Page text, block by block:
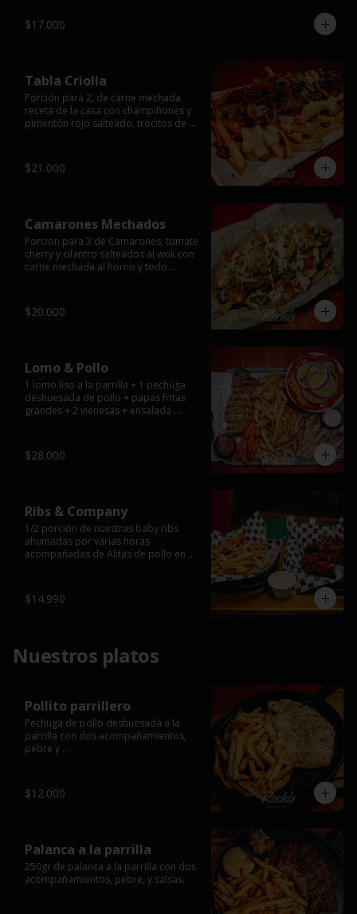
$17.000
Tabla Criolla
Porción para 2, de carne mechada
receta de la casa con champiñones y
pimentón rojo salteado, trocitos de
papas fritas.
$21.000
Camarones Mechados
Porcion para 3 de Camarones, tomate
cherry y cilantro salteados al wok con
carne mechada al horno y todo
casera.
$20.000
Lomo & Pollo
1 lomo liso a la parrilla + 1 pechuga
deshuesada de pollo + papas fritas
grandes + 2 vienesas + ensalada
$28.000
Ribs & Company
1/2 porción de nuestras baby ribs
ahumadas por varias horas
acompañadas de Alitas de pollo en
$14.990
Nuestros platos
Pollito parrillero
Pechuga de pollo deshuesada a la
parrilla con dos acompañamientos,
pebre y
$12.000
Palanca a la parrilla
250gr de palanca a la parrilla con dos
acompañamientos, pebre, y salsas.